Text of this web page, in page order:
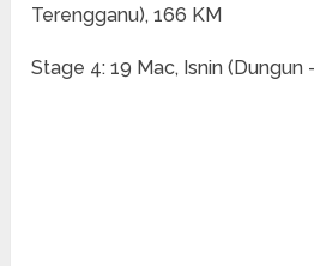
Terengganu), 166 KM
Stage 4: 19 Mac, Isnin (Dungun